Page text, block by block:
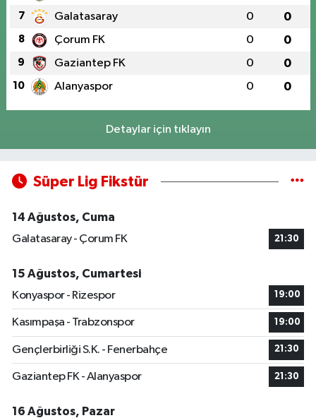
7 Galatasaray 0 0
8 Çorum FK 0 0
9 Gaziantep FK 0 0
10 Alanyaspor 0 0
Detaylar için tıklayın
Süper Lig Fikstür
14 Ağustos, Cuma
Galatasaray - Çorum FK
21:30
15 Ağustos, Cumartesi
Konyaspor - Rizespor
19:00
Kasımpaşa - Trabzonspor 19:00
Gençlerbirliği S.K. - Fenerbahçe 21:30
Gaziantep FK - Alanyaspor 21:30
16 Ağustos, Pazar